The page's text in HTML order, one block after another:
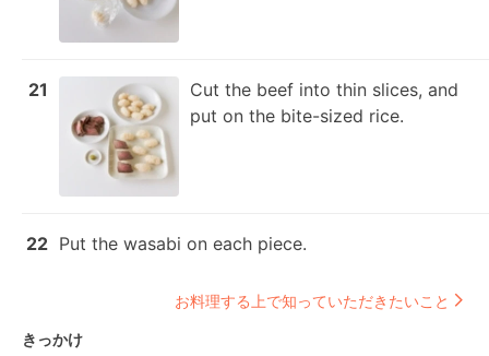
21
Cut the beef into thin slices, and
put on the bite-sized rice.
22 Put the wasabi on each piece.
お料理する上で知っていただきたいこと
きっかけ